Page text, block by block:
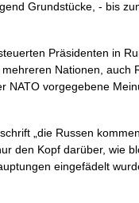
Grundstücke, - bis
Präsidenten in
Nationen,
vorgegebene
„die Russen
den Kopf darüber, wie
eingefädelt